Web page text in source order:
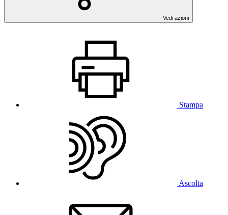
Vedi azioni
Stampa
Ascolta